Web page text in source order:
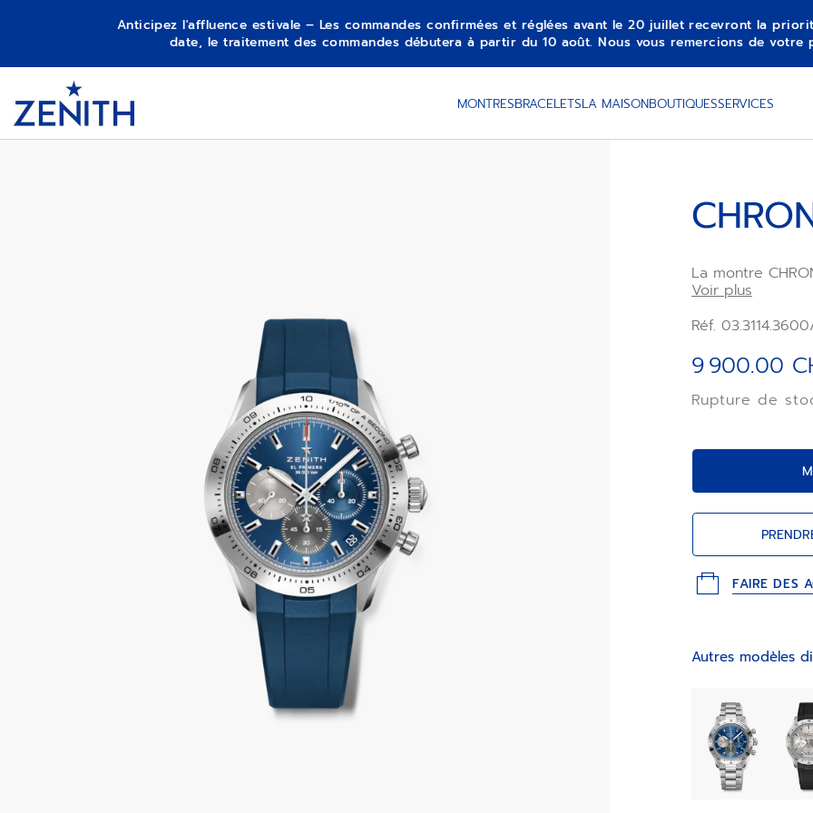
Anticipez l'affluence estivale – Les commandes confirmées et réglées avant le 20 juillet recevront la
date, le traitement des commandes débutera à partir du 10 août. Nous vous remercions de
1 MONTRESBRACELETSLA MAISONBOUTIQUESSERVICES
La montre
acier de 41 mm
bracelet intégré
fréquence El
affichant les 1/
heures.
Voir plus
Réf.
9 900.00
Rupture de
FAIRE DES
Autres modèles